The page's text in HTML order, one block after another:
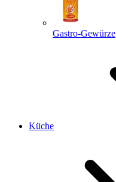
Gastro-Gewürze
Küche